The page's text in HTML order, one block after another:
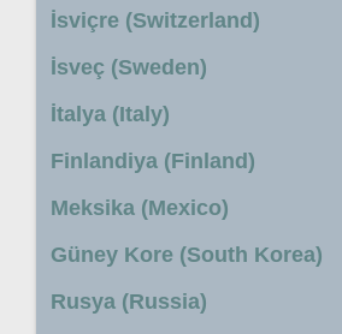
İsviçre (Switzerland)
İsveç (Sweden)
İtalya (Italy)
Finlandiya (Finland)
Meksika (Mexico)
Güney Kore (South Korea)
Rusya (Russia)